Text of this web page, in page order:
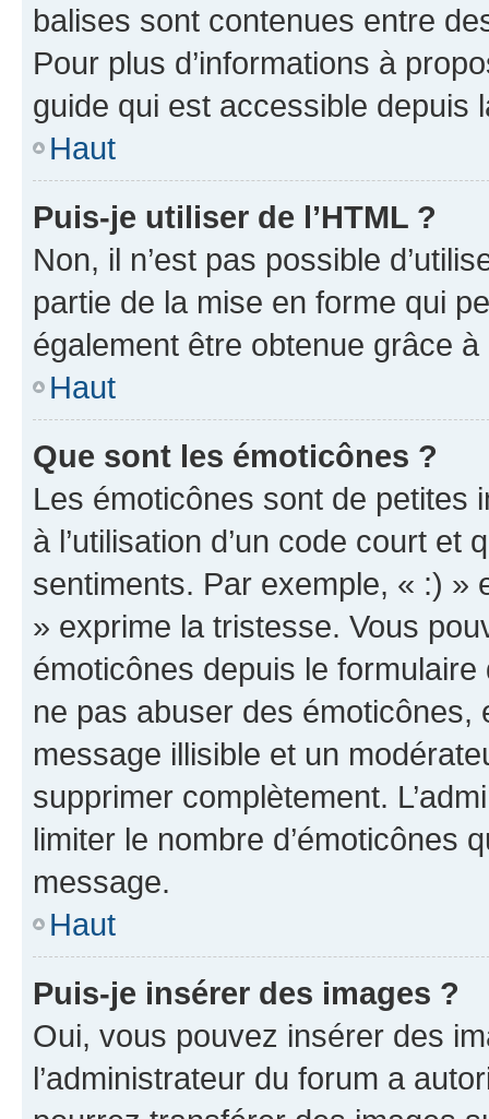
balises sont contenues entre
Pour plus d’informations à
guide qui est accessible depuis
Haut
Puis-je utiliser de l’HTML ?
Non, il n’est pas possible
partie de la mise en forme qui
également être obtenue grâce à
Haut
Que sont les émoticônes ?
Les émoticônes sont de petites
à l’utilisation d’un code court et
sentiments. Par exemple, « :) »
» exprime la tristesse. Vous
émoticônes depuis le
ne pas abuser des
message illisible et un
supprimer complètement.
limiter le nombre d’émoticônes
message.
Haut
Puis-je insérer des images ?
Oui, vous pouvez insérer des
l’administrateur du forum a